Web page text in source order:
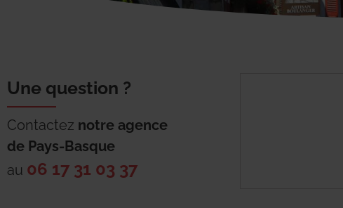
Une question ?
Contactez notre agence
de Pays-Basque
au 06 17 31 03 37